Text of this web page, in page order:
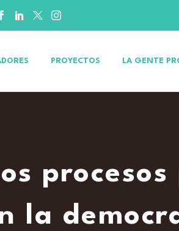
PROYECTOS LA GENTE
la